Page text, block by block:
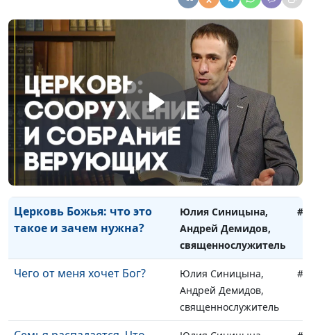
Российского
государственного
гуманитарного
университета
Утешение Божье в
болезнях
Юлия Синицына,
Андрей Демидов,
священнослужитель
Миссия Христа: Царство
Небесное на земле
Юлия Синицына,
Андрей Демидов,
священнослужитель
Церковь Божья: что это
такое и зачем нужна?
Юлия Синицына,
Андрей Демидов,
священнослужитель
Чего от меня хочет Бог?
Юлия Синицына,
Андрей Демидов,
священнослужитель